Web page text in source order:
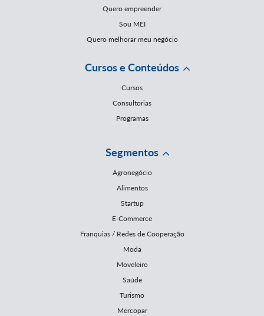
Quero empreender
Sou MEI
Quero melhorar meu negócio
Cursos e Conteúdos
Cursos
Consultorias
Programas
Segmentos
Agronegócio
Alimentos
Startup
E-Commerce
Franquias / Redes de Cooperação
Moda
Moveleiro
Saúde
Turismo
Mercopar